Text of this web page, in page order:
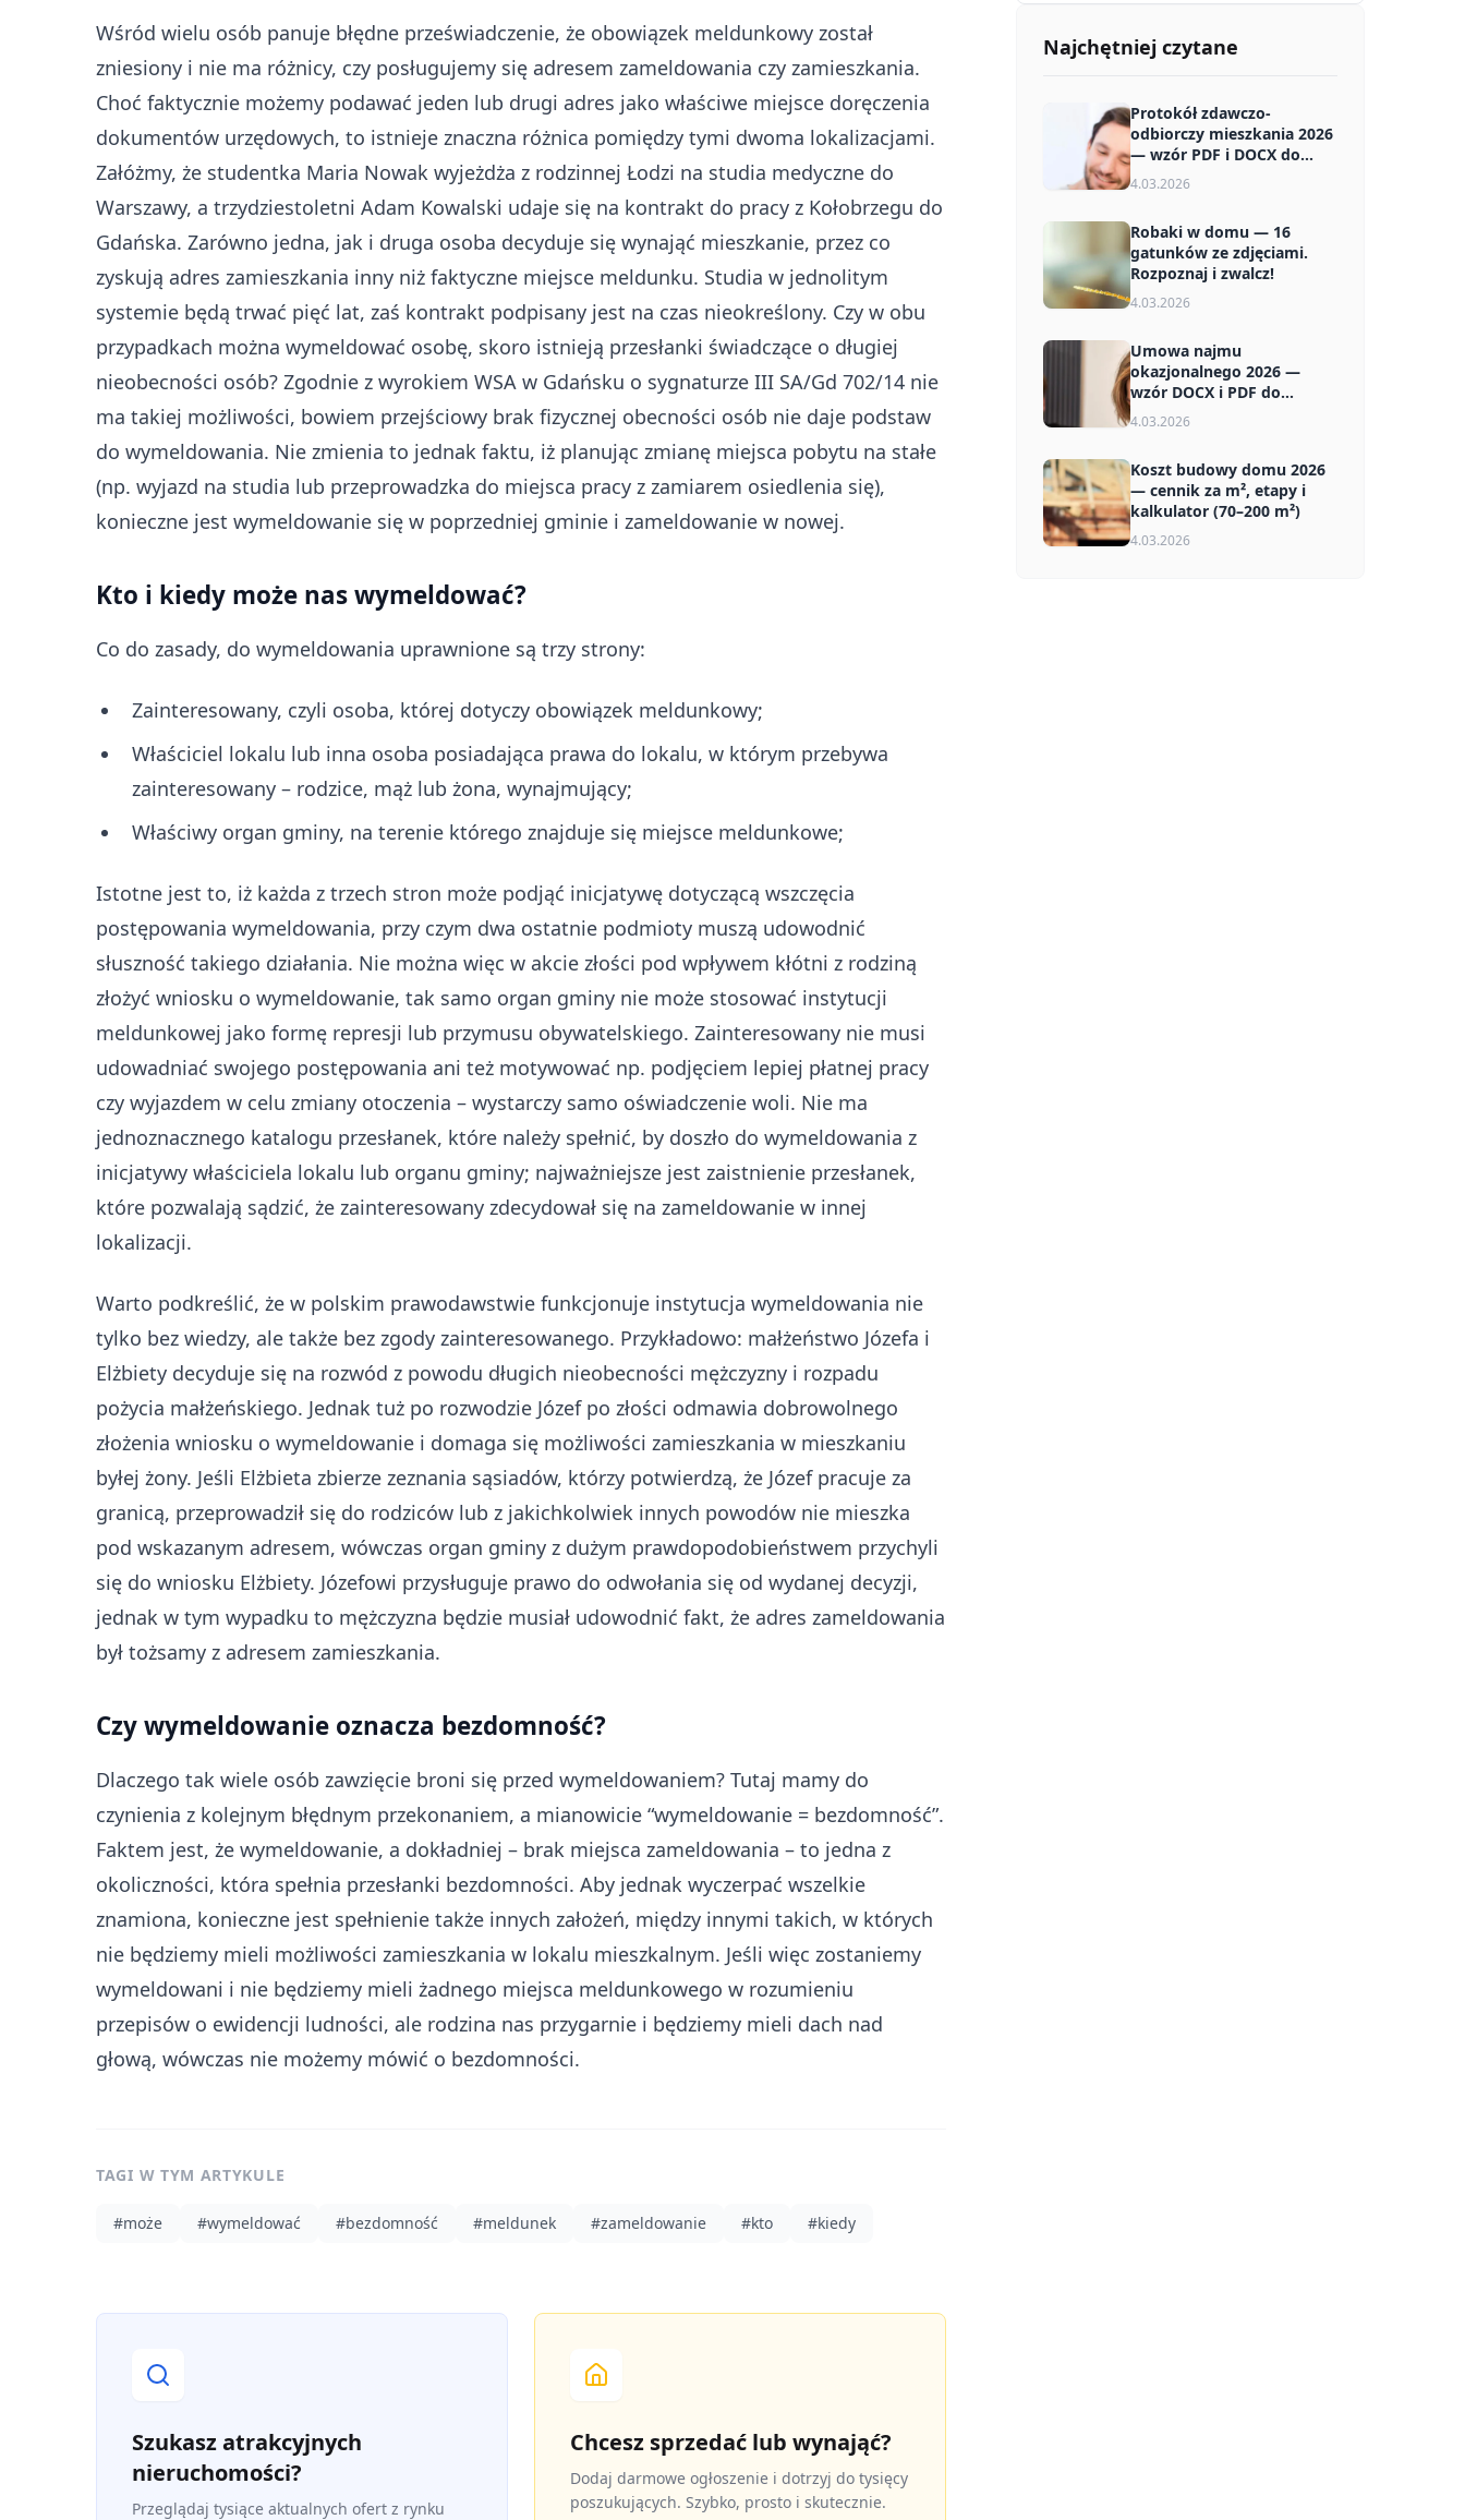
Wśród wielu osób panuje błędne przeświadczenie, że obowiązek meldunkowy został
zniesiony i nie ma różnicy, czy posługujemy się adresem zameldowania czy zamieszkania.
Choć faktycznie możemy podawać jeden lub drugi adres jako właściwe miejsce doręczenia
dokumentów urzędowych, to istnieje znaczna różnica pomiędzy tymi dwoma lokalizacjami.
Załóżmy, że studentka Maria Nowak wyjeżdża z rodzinnej Łodzi na studia medyczne do
Warszawy, a trzydziestoletni Adam Kowalski udaje się na kontrakt do pracy z Kołobrzegu do
Gdańska. Zarówno jedna, jak i druga osoba decyduje się wynająć mieszkanie, przez co
zyskują adres zamieszkania inny niż faktyczne miejsce meldunku. Studia w jednolitym
systemie będą trwać pięć lat, zaś kontrakt podpisany jest na czas nieokreślony. Czy w obu
przypadkach można wymeldować osobę, skoro istnieją przesłanki świadczące o długiej
nieobecności osób? Zgodnie z wyrokiem WSA w Gdańsku o sygnaturze III SA/Gd 702/14 nie
ma takiej możliwości, bowiem przejściowy brak fizycznej obecności osób nie daje podstaw
do wymeldowania. Nie zmienia to jednak faktu, iż planując zmianę miejsca pobytu na stałe
(np. wyjazd na studia lub przeprowadzka do miejsca pracy z zamiarem osiedlenia się),
konieczne jest wymeldowanie się w poprzedniej gminie i zameldowanie w nowej.
Kto i kiedy może nas wymeldować?
Co do zasady, do wymeldowania uprawnione są trzy strony:
Zainteresowany, czyli osoba, której dotyczy obowiązek meldunkowy;
Właściciel lokalu lub inna osoba posiadająca prawa do lokalu, w którym przebywa
zainteresowany – rodzice, mąż lub żona, wynajmujący;
Właściwy organ gminy, na terenie którego znajduje się miejsce meldunkowe;
Istotne jest to, iż każda z trzech stron może podjąć inicjatywę dotyczącą wszczęcia
postępowania wymeldowania, przy czym dwa ostatnie podmioty muszą udowodnić
słuszność takiego działania. Nie można więc w akcie złości pod wpływem kłótni z rodziną
złożyć wniosku o wymeldowanie, tak samo organ gminy nie może stosować instytucji
meldunkowej jako formę represji lub przymusu obywatelskiego. Zainteresowany nie musi
udowadniać swojego postępowania ani też motywować np. podjęciem lepiej płatnej pracy
czy wyjazdem w celu zmiany otoczenia – wystarczy samo oświadczenie woli. Nie ma
jednoznacznego katalogu przesłanek, które należy spełnić, by doszło do wymeldowania z
inicjatywy właściciela lokalu lub organu gminy; najważniejsze jest zaistnienie przesłanek,
które pozwalają sądzić, że zainteresowany zdecydował się na zameldowanie w innej
lokalizacji.
Warto podkreślić, że w polskim prawodawstwie funkcjonuje instytucja wymeldowania nie
tylko bez wiedzy, ale także bez zgody zainteresowanego. Przykładowo: małżeństwo Józefa i
Elżbiety decyduje się na rozwód z powodu długich nieobecności mężczyzny i rozpadu
pożycia małżeńskiego. Jednak tuż po rozwodzie Józef po złości odmawia dobrowolnego
złożenia wniosku o wymeldowanie i domaga się możliwości zamieszkania w mieszkaniu
byłej żony. Jeśli Elżbieta zbierze zeznania sąsiadów, którzy potwierdzą, że Józef pracuje za
granicą, przeprowadził się do rodziców lub z jakichkolwiek innych powodów nie mieszka
pod wskazanym adresem, wówczas organ gminy z dużym prawdopodobieństwem przychyli
się do wniosku Elżbiety. Józefowi przysługuje prawo do odwołania się od wydanej decyzji,
jednak w tym wypadku to mężczyzna będzie musiał udowodnić fakt, że adres zameldowania
był tożsamy z adresem zamieszkania.
Czy wymeldowanie oznacza bezdomność?
Dlaczego tak wiele osób zawzięcie broni się przed wymeldowaniem? Tutaj mamy do
czynienia z kolejnym błędnym przekonaniem, a mianowicie “wymeldowanie = bezdomność”.
Faktem jest, że wymeldowanie, a dokładniej – brak miejsca zameldowania – to jedna z
okoliczności, która spełnia przesłanki bezdomności. Aby jednak wyczerpać wszelkie
znamiona, konieczne jest spełnienie także innych założeń, między innymi takich, w których
nie będziemy mieli możliwości zamieszkania w lokalu mieszkalnym. Jeśli więc zostaniemy
wymeldowani i nie będziemy mieli żadnego miejsca meldunkowego w rozumieniu
przepisów o ewidencji ludności, ale rodzina nas przygarnie i będziemy mieli dach nad
głową, wówczas nie możemy mówić o bezdomności.
TAGI W TYM ARTYKULE
#może #wymeldować #bezdomność #meldunek #zameldowanie #kto #kiedy
Szukasz atrakcyjnych
nieruchomości?
Przeglądaj tysiące aktualnych ofert z rynku
Chcesz sprzedać lub wynająć?
Dodaj darmowe ogłoszenie i dotrzyj do tysięcy
poszukujących. Szybko, prosto i skutecznie.
Najchętniej czytane
Protokół zdawczo-
odbiorczy mieszkania 2026
— wzór PDF i DOCX do
pobrania
4.03.2026
Robaki w domu — 16
gatunków ze zdjęciami.
Rozpoznaj i zwalcz!
4.03.2026
Umowa najmu
okazjonalnego 2026 —
wzór DOCX i PDF do
pobrania za darmo
4.03.2026
Koszt budowy domu 2026
— cennik za m², etapy i
kalkulator (70–200 m²)
4.03.2026